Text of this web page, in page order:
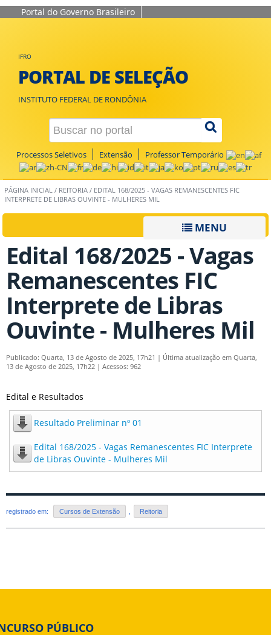
Portal do Governo Brasileiro
IFRO
PORTAL DE SELEÇÃO
INSTITUTO FEDERAL DE RONDÔNIA
Processos Seletivos Extensão Professor Temporário
PÁGINA INICIAL / REITORIA / EDITAL 168/2025 - VAGAS REMANESCENTES FIC
INTERPRETE DE LIBRAS OUVINTE - MULHERES MIL
MENU
Edital 168/2025 - Vagas
Remanescentes FIC
Interprete de Libras
Ouvinte - Mulheres Mil
Publicado: Quarta, 13 de Agosto de 2025, 17h21 | Última atualização em Quarta,
13 de Agosto de 2025, 17h22 | Acessos: 962
Edital e Resultados
Resultado Preliminar nº 01
Edital 168/2025 - Vagas Remanescentes FIC Interprete
de Libras Ouvinte - Mulheres Mil
registrado em: Cursos de Extensão , Reitoria
PÚBLICO